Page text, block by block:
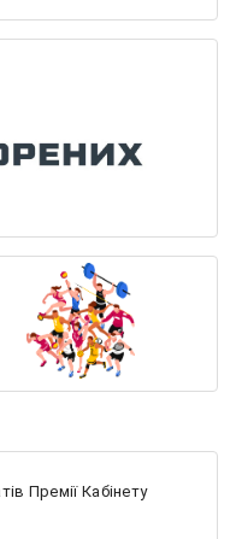
Премії Кабінету